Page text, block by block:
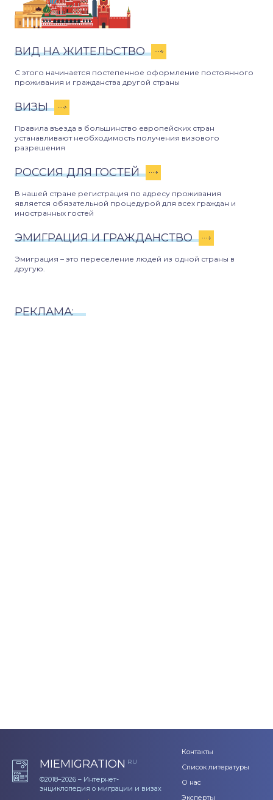
ВИД НА ЖИТЕЛЬСТВО
С этого начинается постепенное оформление постоянного
проживания и гражданства другой страны
ВИЗЫ
Правила въезда в большинство европейских стран
устанавливают необходимость получения визового
разрешения
РОССИЯ ДЛЯ ГОСТЕЙ
В нашей стране регистрация по адресу проживания
является обязательной процедурой для всех граждан и
иностранных гостей
ЭМИГРАЦИЯ И ГРАЖДАНСТВО
Эмиграция – это переселение людей из одной страны в
другую.
РЕКЛАМА:
MIEMIGRATION RU
©2018–2026 – Интернет-
энциклопедия о миграции и визах
Контакты
Список литературы
О нас
Эксперты